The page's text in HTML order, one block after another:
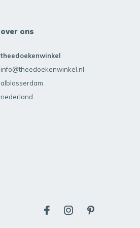
over ons
theedoekenwinkel
info@theedoekenwinkel.nl
alblasserdam
nederland